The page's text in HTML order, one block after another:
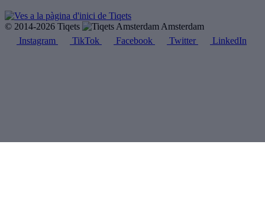
© 2014-2026 Tiqets
Amsterdam
Instagram
TikTok Facebook Twitter LinkedIn